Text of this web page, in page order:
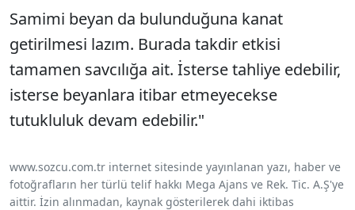
Samimi beyan da bulunduğuna kanat
getirilmesi lazım. Burada takdir etkisi
tamamen savcılığa ait. İsterse tahliye edebilir,
isterse beyanlara itibar etmeyecekse
tutukluluk devam edebilir."
www.sozcu.com.tr internet sitesinde yayınlanan yazı, haber ve
fotoğrafların her türlü telif hakkı Mega Ajans ve Rek. Tic. A.Ş'ye
aittir. İzin alınmadan, kaynak gösterilerek dahi iktibas